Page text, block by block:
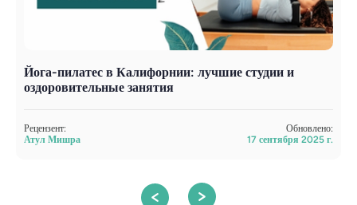
Йога-пилатес в Калифорнии: лучшие студии и
оздоровительные занятия
Рецензент:
Атул Мишра
Обновлено:
17 сентября 2025 г.